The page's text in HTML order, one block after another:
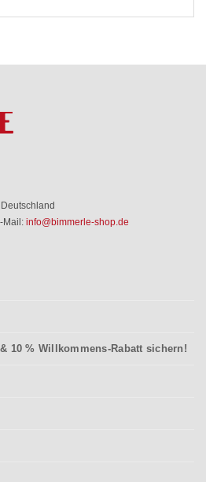
Deutschland
Mail: info@bimmerle-shop.de
10 % Willkommens-Rabatt sichern!